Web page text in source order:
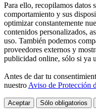
Para ello, recopilamos datos
comportamiento y sus
optimizar constantemente
contenidos personalizados,
uso. También podemos
proveedores externos y
publicidad online, sólo si ya
Antes de dar tu
nuestro Aviso de Protección
Aceptar Sólo obligatorios